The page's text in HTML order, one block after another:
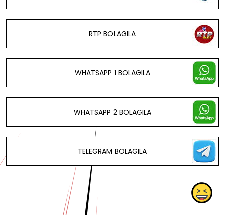
RTP BOLAGILA
WHATSAPP 1 BOLAGILA
WHATSAPP 2 BOLAGILA
TELEGRAM BOLAGILA